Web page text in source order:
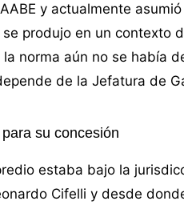
y actualmente
produjo en un contexto
norma aún no se había
de la Jefatura de
su concesión
estaba bajo la
Cifelli y desde